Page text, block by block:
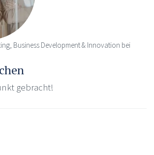
Business Development & Innovation bei
gebracht!